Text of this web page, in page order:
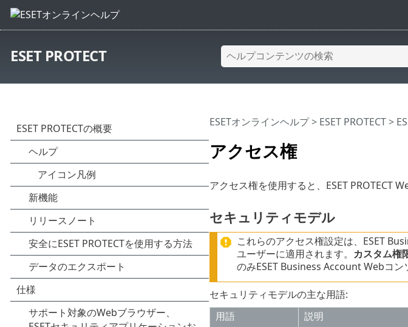
ESET PROTECT
アクセス権
ESETオンラインヘルプ> ESET PROTECT>
アクセス権を使用すると、ESET PROTECT
セキュリティモデル
これらのアクセス権設定は、ESET
ユーザーに適用されます。 カスタム権
のみESET Business Account Webコン
セキュリティモデルの主な用語:
用語
説明